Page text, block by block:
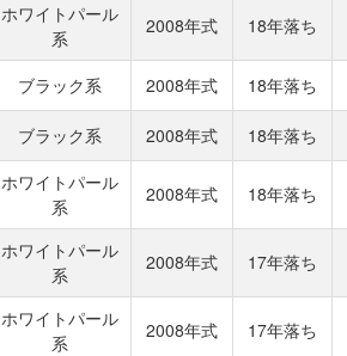
ホワイトパール
系
2008年式 18年落ち
ブラック系 2008年式 18年落ち
ブラック系 2008年式 18年落ち
ホワイトパール
系
2008年式 18年落ち
ホワイトパール
系
2008年式 17年落ち
ホワイトパール
系
2008年式 17年落ち